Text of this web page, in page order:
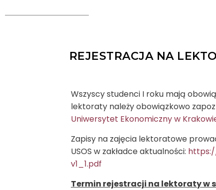
REJESTRACJA NA
Wszyscy studenci I roku mają
lektoraty należy obowiązkowo
Uniwersytet Ekonomiczny w
Zapisy na zajęcia lektoratowe
USOS w zakładce aktualności:
v1_1.pdf
Termin rejestracji na lektoraty w